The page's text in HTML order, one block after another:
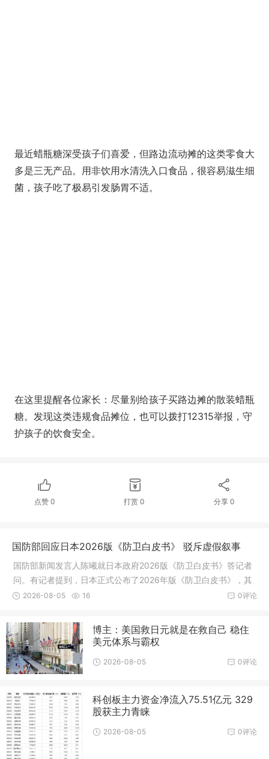
最近蜡瓶糖深受孩子们喜爱，但路边流动摊的这类零食大
多是三无产品。用非饮用水清洗入口食品，很容易滋生细
菌，孩子吃了极易引发肠胃不适。
在这里提醒各位家长：尽量别给孩子买路边摊的散装蜡瓶
糖。发现这类违规食品摊位，也可以拨打12315举报，守
护孩子的饮食安全。
点赞0 打赏0 分享 0
国防部回应日本2026版《防卫白皮书》 驳斥虚假叙事
国防部新闻发言人陈曦就日本政府2026版《防卫白皮书》答记者
问。有记者提到，日本正式公布了2026年版《防卫白皮书》，其
中诬称中国军事动向是“前所未有的最大战略挑战”，并指出中方在
0评论
2026-08-05 16
博主：美国救日元就是在救自己 稳住
美元体系与霸权
0评论
2026-08-05
科创板主力资金净流入75.51亿元 329
股获主力青睐
0评论
2026-08-05